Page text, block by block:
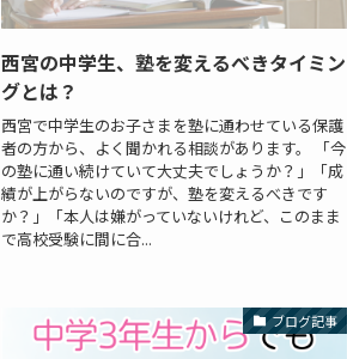
西宮の中学生、塾を変えるべきタイミン
グとは？
西宮で中学生のお子さまを塾に通わせている保護
者の方から、よく聞かれる相談があります。 「今
の塾に通い続けていて大丈夫でしょうか？」「成
績が上がらないのですが、塾を変えるべきです
か？」「本人は嫌がっていないけれど、このまま
で高校受験に間に合...
ブログ記事